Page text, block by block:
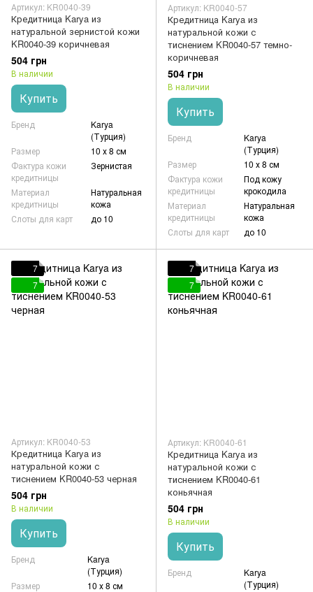
Артикул: KR0040-39
Кредитница Karya из
натуральной зернистой кожи
KR0040-39 коричневая
504 грн
В наличии
Купить
Бренд
Karya
(Турция)
Размер
10 х 8 см
Фактура кожи
кредитницы
Зернистая
Материал
кредитницы
Натуральная
кожа
Слоты для карт
до 10
Артикул: KR0040-57
Кредитница Karya из
натуральной кожи с
тиснением KR0040-57 темно-
коричневая
504 грн
В наличии
Купить
Бренд
Karya
(Турция)
Размер
10 х 8 см
Фактура кожи
кредитницы
Под кожу
крокодила
Материал
кредитницы
Натуральная
кожа
Слоты для карт
до 10
7
7
Артикул: KR0040-53
Кредитница Karya из
натуральной кожи с
тиснением KR0040-53 черная
504 грн
В наличии
Купить
Бренд
Karya
(Турция)
Размер
10 х 8 см
7
7
Артикул: KR0040-61
Кредитница Karya из
натуральной кожи с
тиснением KR0040-61
коньячная
504 грн
В наличии
Купить
Бренд
Karya
(Турция)